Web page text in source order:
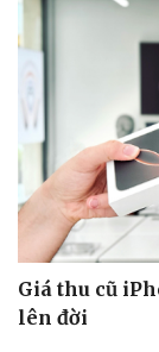
Giá thu cũ
lên đời